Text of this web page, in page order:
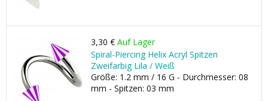
3,30 € Auf Lager
Spiral-Piercing Helix Acryl Spitzen
Zweifarbig Lila / Weiß
Größe: 1.2 mm / 16 G - Durchmesser: 08
mm - Spitzen: 03 mm